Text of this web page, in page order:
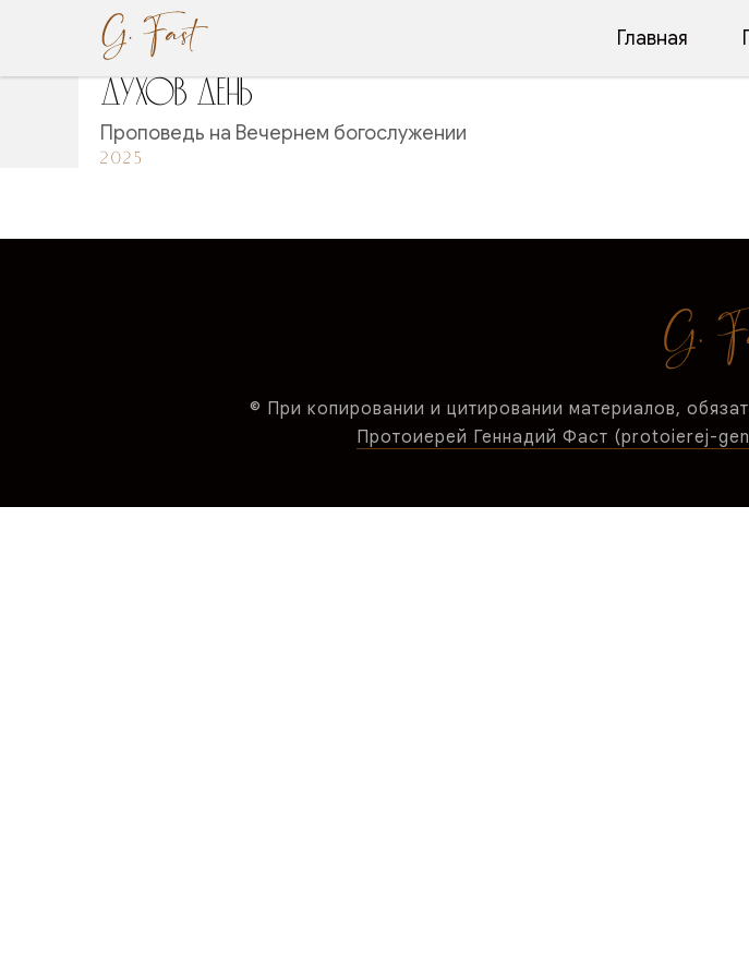
Главная
Духов день
Проповедь на Вечернем богослужении
2025
© При копировании и цитировании материалов,
Протоиерей Геннадий Фаст (protoierej-